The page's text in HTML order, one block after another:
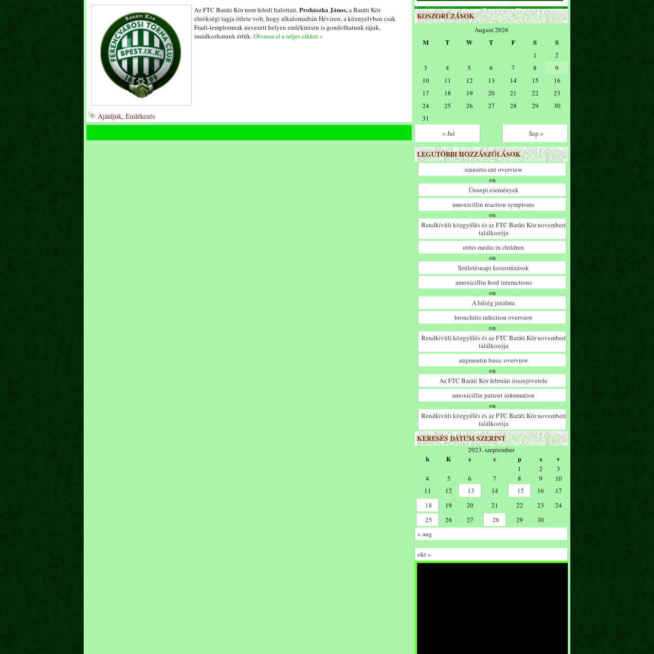
Az FTC Baráti Kör nem feledi halottait.Prohászka János,a Baráti Kör
elnökségi tagja ötlete volt, hogy alkalomadtán Hévízen, a köznyelvben csak
Fradi-templomnak nevezett helyen emlékmisén is gondolhatunk rájuk,
imádkozhatunk értük.Olvassa el a teljes cikket »
Ajánljuk, Emlékezés
KOSZORÚZÁSOK
August 2026
M T W T F S S
1
2
3
4 5 6 7 8
9
10
11 12 13 14 15
16
17
18 19 20 21 22
23
24
25 26 27 28 29
30
31
< Jul
Sep >
LEGUTÓBBI HOZZÁSZÓLÁSOK
sinusitis ent overview
on
Ünnepi események
amoxicillin reaction symptoms
on
Rendkívüli közgyűlés és az FTC Baráti Kör novemberi
találkozója
otitis media in children
on
Születésnapi koszorúzások
amoxicillin food interactions
on
A hűség jutalma
bronchitis infection overview
on
Rendkívüli közgyűlés és az FTC Baráti Kör novemberi
találkozója
augmentin basic overview
on
Az FTC Baráti Kör februári összejövetele
amoxicillin patient information
on
Rendkívüli közgyűlés és az FTC Baráti Kör novemberi
találkozója
KERESÉS DÁTUM SZERINT
2023. szeptember
h K s c p s v
1 2
3
4
5 6 7 8 9
10
11
12 13 14 15 16
17
18
19 20 21 22 23
24
25
26 27 28 29
30
« aug
okt »